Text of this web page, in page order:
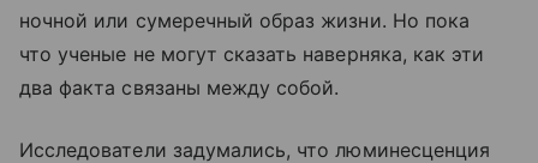
ночной или сумеречный образ жизни. Но пока
что ученые не могут сказать наверняка, как эти
два факта связаны между собой.
Исследователи задумались, что люминесценция